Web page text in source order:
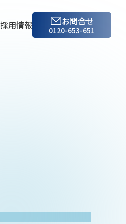
採用情報 お問合せ
0120-653-651